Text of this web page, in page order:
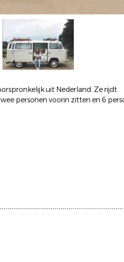
uit Nederland. Ze rijdt
personen voorin zitten en 6